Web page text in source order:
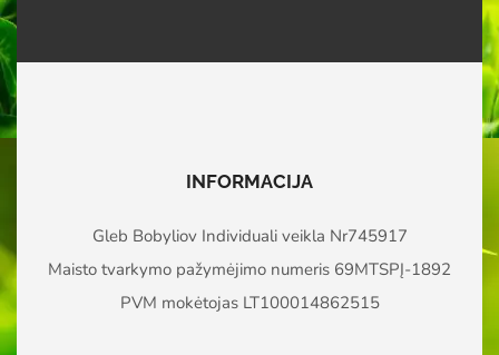
INFORMACIJA
Gleb Bobyliov Individuali veikla Nr745917
Maisto tvarkymo pažymėjimo numeris 69MTSPĮ-1892
PVM mokėtojas LT100014862515